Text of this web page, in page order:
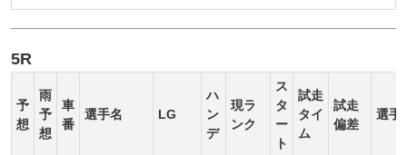
5R
予
想
雨
予
想
車
番
選手名 LG
ハ
ン
デ
現ラ
ンク
ス
タ
ー
ト
試走
タイ
ム
試走
偏差
選手